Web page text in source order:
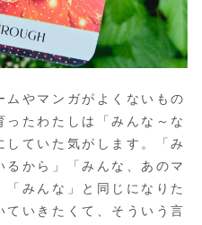
やマンガがよくないもの
ったわたしは「みんな～な
ていた気がします。「み
るから」「みんな、あのマ
みんな」と同じになりた
ていきたくて、そういう言